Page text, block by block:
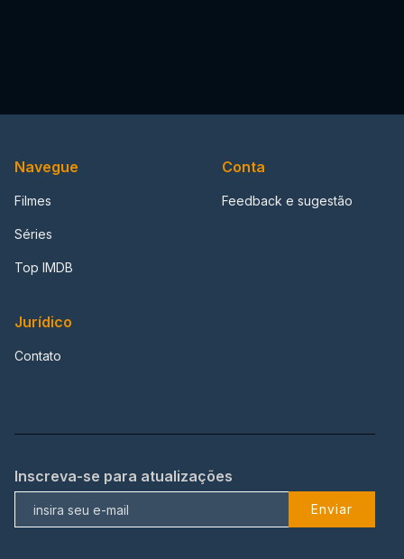
Navegue
Filmes
Séries
Top IMDB
Conta
Feedback e sugestão
Jurídico
Contato
Inscreva-se para atualizações
Enviar